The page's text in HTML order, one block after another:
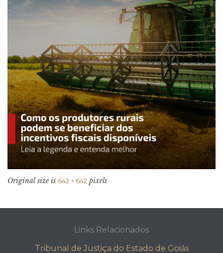
Original size is 642 × 642 pixels
Links Relacionados
Tribunal de Justiça do Estado de Goiás